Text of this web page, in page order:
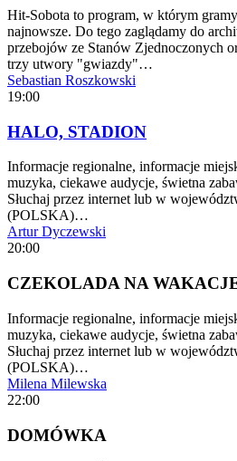
Hit-Sobota to program, w którym
najnowsze. Do tego zaglądamy do
przebojów ze Stanów Zjednoczonych
trzy utwory "gwiazdy"…
Sebastian Roszkowski
19:00
HALO, STADION
Informacje regionalne, informacje
muzyka, ciekawe audycje, świetna
Słuchaj przez internet lub w
(POLSKA)…
Artur Dyczewski
20:00
CZEKOLADA NA
Informacje regionalne, informacje
muzyka, ciekawe audycje, świetna
Słuchaj przez internet lub w
(POLSKA)…
Milena Milewska
22:00
DOMÓWKA